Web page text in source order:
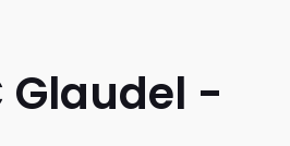
Glaudel -